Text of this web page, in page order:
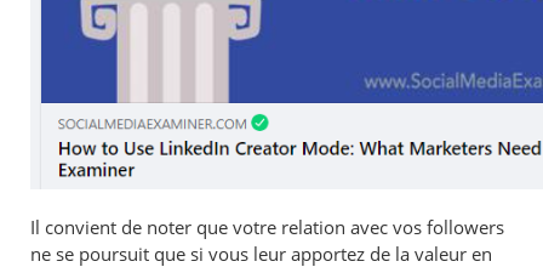
Il convient de noter que votre relation avec vos followers
ne se poursuit que si vous leur apportez de la valeur en